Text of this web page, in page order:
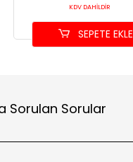
KDV DAHİLDİR
SEPETE EKLE
Sorulan Sorular